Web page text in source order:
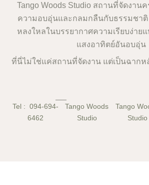
Tango Woods Studio สถานที่จัดงาน
ความอบอุ่นและกลมกลืนกับธรรมชาติ
หลงใหลในบรรยากาศความเรียบง่าย
แสงอาทิตย์อันอบอุ่น
ที่นี่ไม่ใช่แค่สถานที่จัดงาน แต่เป็นฉากห
Tel : 094-694-
6462
Tango Woods
Studio
Tango
Studio